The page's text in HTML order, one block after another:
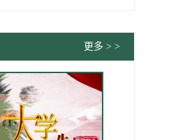
更多 > >